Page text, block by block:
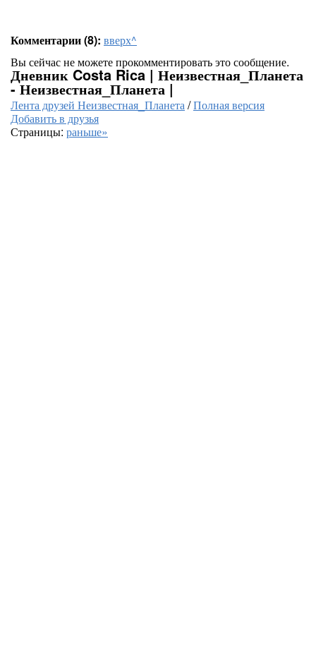
Комментарии (8): вверх^
Вы сейчас не можете прокомментировать это сообщение.
Дневник Costa Rica | Неизвестная_Планета
- Неизвестная_Планета |
Лента друзей Неизвестная_Планета/Полная версия
Добавить в друзья
Страницы: раньше»